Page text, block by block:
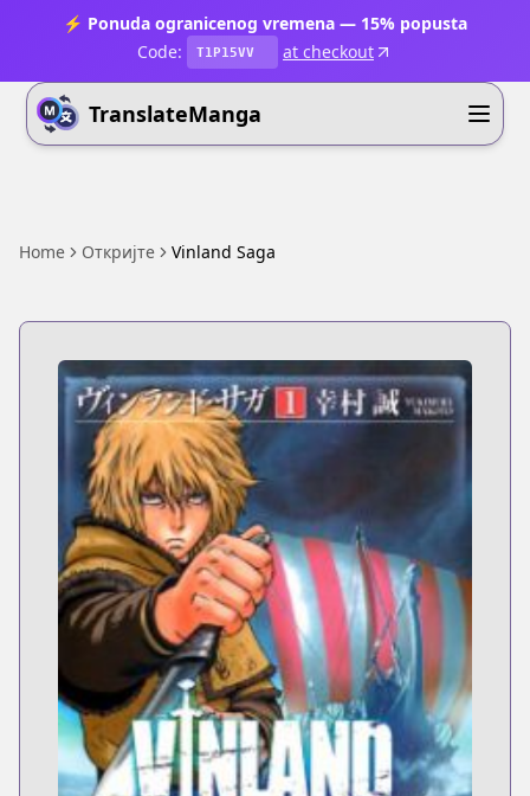
⚡ Ponuda ogranicenog vremena — 15% popusta
Code:
T1P15VV at checkout
TranslateManga
Home Откријте Vinland Saga